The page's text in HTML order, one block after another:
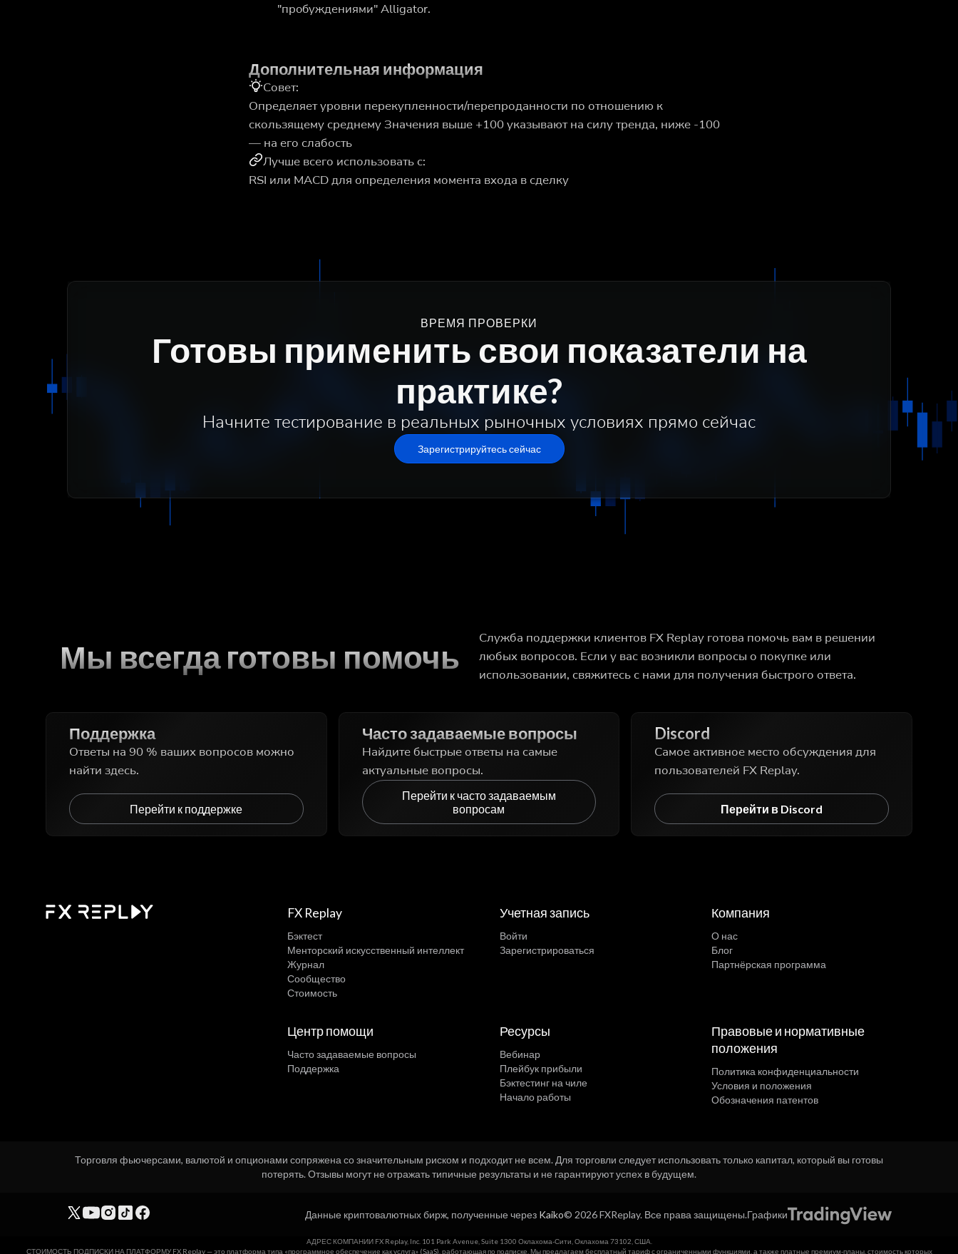
"пробуждениями" Alligator.
Дополнительная информация
Совет:
Определяет уровни перекупленности/перепроданности по отношению к
скользящему среднему Значения выше +100 указывают на силу тренда, ниже -100
— на его слабость
Лучше всего использовать с:
RSI или MACD для определения момента входа в сделку
ВРЕМЯ ПРОВЕРКИ
Готовы применить свои показатели на
практике?
Начните тестирование в реальных рыночных условиях прямо сейчас
Зарегистрируйтесь сейчас
Мы всегда готовы помочь
Служба поддержки клиентов FX Replay готова помочь вам в решении
любых вопросов. Если у вас возникли вопросы о покупке или
использовании, свяжитесь с нами для получения быстрого ответа.
Поддержка
Ответы на 90 % ваших вопросов можно
найти здесь.
Перейти к поддержке
Часто задаваемые вопросы
Найдите быстрые ответы на самые
актуальные вопросы.
Перейти к часто задаваемым
вопросам
Discord
Самое активное место обсуждения для
пользователей FX Replay.
Перейти в Discord
FX Replay
Бэктест
Менторский искусственный интеллект
Журнал
Сообщество
Стоимость
Учетная запись
Войти
Зарегистрироваться
Компания
О нас
Блог
Партнёрская программа
Центр помощи
Часто задаваемые вопросы
Поддержка
Ресурсы
Вебинар
Плейбук прибыли
Бэктестинг на чиле
Начало работы
Правовые и нормативные
положения
Политика конфиденциальности
Условия и положения
Обозначения патентов
Торговля фьючерсами, валютой и опционами сопряжена со значительным риском и подходит не всем. Для торговли следует использовать только капитал, который вы готовы
потерять. Отзывы могут не отражать типичные результаты и не гарантируют успех в будущем.
Данные криптовалютных бирж, полученные через Kaiko© 2026 FXReplay. Все права защищены.Графики
АДРЕС КОМПАНИИ FX Replay, Inc. 101 Park Avenue, Suite 1300 Оклахома-Сити, Оклахома 73102, США.
СТОИМОСТЬ ПОДПИСКИ НА ПЛАТФОРМУ FX Replay — это платформа типа «программное обеспечение как услуга» (SaaS), работающая по подписке. Мы предлагаем бесплатный тариф с ограниченными функциями, а также платные премиум-планы, стоимость которых